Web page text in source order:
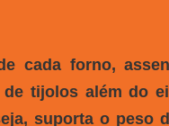
cada forno,
tijolos além do
suporta o peso